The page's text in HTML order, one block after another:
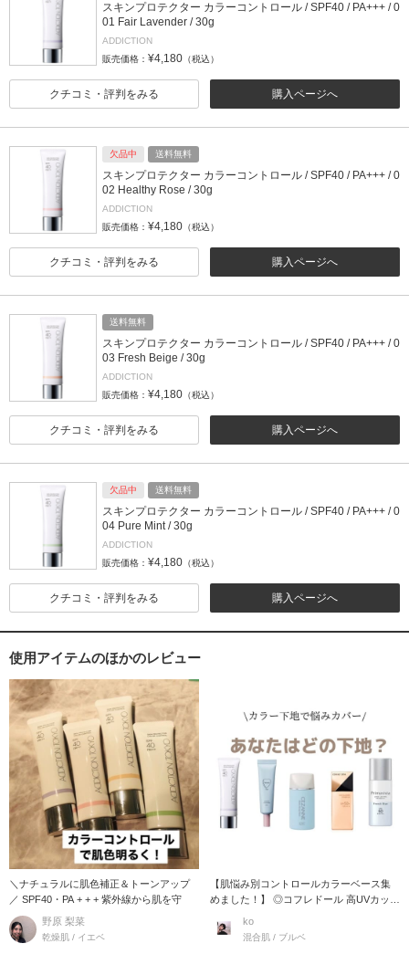
スキンプロテクター カラーコントロール / SPF40 / PA+++ / 0
01 Fair Lavender / 30g
ADDICTION
販売価格： ¥4,180 （税込）
購入ページへ
クチコミ・評判をみる
欠品中 送料無料
スキンプロテクター カラーコントロール / SPF40 / PA+++ / 0
02 Healthy Rose / 30g
ADDICTION
販売価格： ¥4,180 （税込）
購入ページへ
クチコミ・評判をみる
送料無料
スキンプロテクター カラーコントロール / SPF40 / PA+++ / 0
03 Fresh Beige / 30g
ADDICTION
販売価格： ¥4,180 （税込）
購入ページへ
クチコミ・評判をみる
欠品中 送料無料
スキンプロテクター カラーコントロール / SPF40 / PA+++ / 0
04 Pure Mint / 30g
ADDICTION
販売価格： ¥4,180 （税込）
購入ページへ
クチコミ・評判をみる
使用アイテムのほかのレビュー
＼ナチュラルに肌色補正＆トーンアップ
／ SPF40・PA + + + 紫外線から肌を守
野原 梨菜
乾燥肌 / イエベ
【肌悩み別コントロールカラーベース集
めました！】 ◎コフレドール 高UVカット
ko
混合肌 / ブルベ